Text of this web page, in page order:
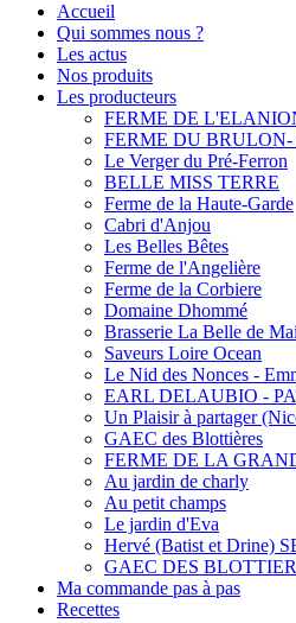
Accueil
Qui sommes nous ?
Les actus
Nos produits
Les producteurs
FERME DE
FERME DU
Le Verger du Pré-Ferron
BELLE MISS TERRE
Ferme de la Haute-Garde
Cabri d'Anjou
Les Belles Bêtes
Ferme de l'Angelière
Ferme de la Corbiere
Domaine Dhommé
Brasserie La Belle de
Saveurs Loire Ocean
Le Nid des Nonces -
EARL DELAUBIO -
Un Plaisir à partager
GAEC des Blottières
FERME DE LA
Au jardin de charly
Au petit champs
Le jardin d'Eva
Hervé (Batist et Drine)
GAEC DES
Ma commande pas à pas
Recettes